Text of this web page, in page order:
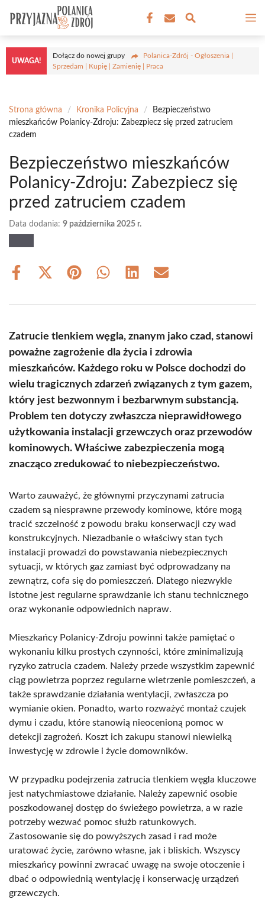
treści
UWAGA!
Dołącz do nowej grupy
Polanica-Zdrój - Ogłoszenia |
Sprzedam | Kupię | Zamienię | Praca
Strona główna / Kronika Policyjna /
Bezpieczeństwo
mieszkańców Polanicy-Zdroju: Zabezpiecz się przed zatruciem
czadem
Bezpieczeństwo mieszkańców
Polanicy-Zdroju: Zabezpiecz się
przed zatruciem czadem
Data dodania: 9 października 2025 r.
Share
Share
(Twitter)
Share Share Share Share
Zatrucie tlenkiem węgla, znanym jako czad, stanowi
poważne zagrożenie dla życia i zdrowia
mieszkańców. Każdego roku w Polsce dochodzi do
wielu tragicznych zdarzeń związanych z tym gazem,
który jest bezwonnym i bezbarwnym substancją.
Problem ten dotyczy zwłaszcza nieprawidłowego
użytkowania instalacji grzewczych oraz przewodów
kominowych. Właściwe zabezpieczenia mogą
znacząco zredukować to niebezpieczeństwo.
Warto zauważyć, że głównymi przyczynami zatrucia
czadem są niesprawne przewody kominowe, które mogą
tracić szczelność z powodu braku konserwacji czy wad
konstrukcyjnych. Niezadbanie o właściwy stan tych
instalacji prowadzi do powstawania niebezpiecznych
sytuacji, w których gaz zamiast być odprowadzany na
zewnątrz, cofa się do pomieszczeń. Dlatego niezwykle
istotne jest regularne sprawdzanie ich stanu technicznego
oraz wykonanie odpowiednich napraw.
Mieszkańcy Polanicy-Zdroju powinni także pamiętać o
wykonaniu kilku prostych czynności, które zminimalizują
ryzyko zatrucia czadem. Należy przede wszystkim zapewnić
ciąg powietrza poprzez regularne wietrzenie pomieszczeń, a
także sprawdzanie działania wentylacji, zwłaszcza po
wymianie okien. Ponadto, warto rozważyć montaż czujek
dymu i czadu, które stanowią nieocenioną pomoc w
detekcji zagrożeń. Koszt ich zakupu stanowi niewielką
inwestycję w zdrowie i życie domowników.
W przypadku podejrzenia zatrucia tlenkiem węgla kluczowe
jest natychmiastowe działanie. Należy zapewnić osobie
poszkodowanej dostęp do świeżego powietrza, a w razie
potrzeby wezwać pomoc służb ratunkowych.
Zastosowanie się do powyższych zasad i rad może
uratować życie, zarówno własne, jak i bliskich. Wszyscy
mieszkańcy powinni zwracać uwagę na swoje otoczenie i
dbać o odpowiednią wentylację i konserwację urządzeń
grzewczych.